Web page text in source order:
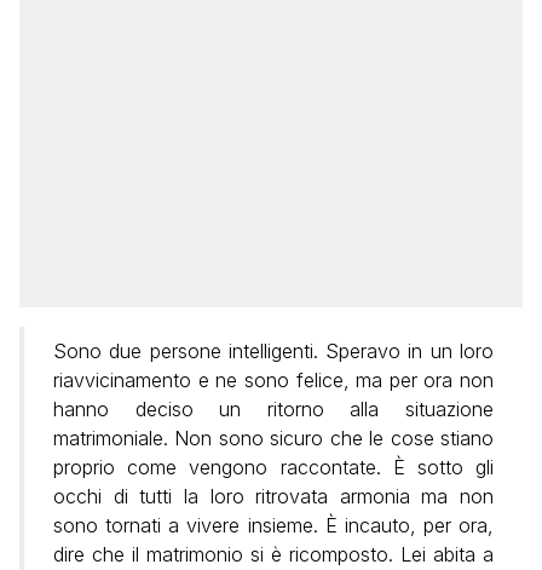
Sono due persone intelligenti. Speravo in un loro
riavvicinamento e ne sono felice, ma per ora non
hanno deciso un ritorno alla situazione
matrimoniale. Non sono sicuro che le cose stiano
proprio come vengono raccontate. È sotto gli
occhi di tutti la loro ritrovata armonia ma non
sono tornati a vivere insieme. È incauto, per ora,
dire che il matrimonio si è ricomposto. Lei abita a